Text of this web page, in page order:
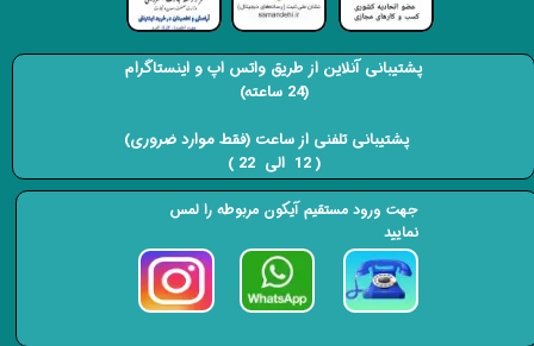
پشتیبانی آنلاین از طریق واتس اپ و اینستاگرام
(24 ساعته)
​​​​​​​ پشتیبانی تلفنی از ساعت (فقط موارد ضروری)
( 12 الی 22 ) ​​​​​​​
جهت ورود مستقیم آیکون مربوطه را لمس
نمایید